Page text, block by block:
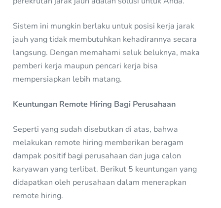
Sistem ini mungkin berlaku untuk posisi kerja jarak
jauh yang tidak membutuhkan kehadirannya secara
langsung. Dengan memahami seluk beluknya, maka
pemberi kerja maupun pencari kerja bisa
mempersiapkan lebih matang.
Keuntungan Remote Hiring Bagi Perusahaan
Seperti yang sudah disebutkan di atas, bahwa
melakukan remote hiring memberikan beragam
dampak positif bagi perusahaan dan juga calon
karyawan yang terlibat. Berikut 5 keuntungan yang
didapatkan oleh perusahaan dalam menerapkan
remote hiring.